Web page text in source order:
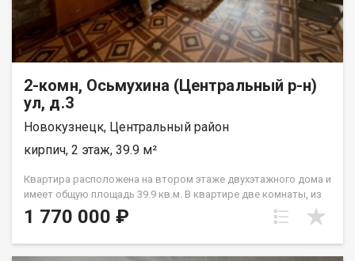
2-комн, Осьмухина (Центральный р-н)
ул, д.3
Новокузнецк, Центральный район
кирпич, 2 этаж, 39.9 м²
Квартира расположена на втором этаже двухэтажного дома и
имеет общую площадь 39.9 кв.м. В квартире две комнаты, из
которых одна можно использовать как спальню, а другая как
гостиную или детскую комнату. Кухня занимает 9.4 кв.м. и
оборудования. В квартире выполнен стандартный ремонт,
1 770 000 ₽